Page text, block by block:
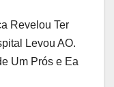
Revelou Ter
Levou AO.
Um Prós e Ea